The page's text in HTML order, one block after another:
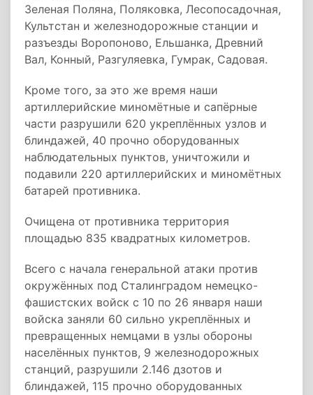
Зеленая Поляна, Поляковка, Лесопосадочная,
Культстан и железнодорожные станции и
разъезды Воропоново, Ельшанка, Древний
Вал, Конный, Разгуляевка, Гумрак, Садовая.
Кроме того, за это же время наши
артиллерийские миномётные и сапёрные
части разрушили 620 укреплённых узлов и
блиндажей, 40 прочно оборудованных
наблюдательных пунктов, уничтожили и
подавили 220 артиллерийских и миномётных
батарей противника.
Очищена от противника территория
площадью 835 квадратных километров.
Всего с начала генеральной атаки против
окружённых под Сталинградом немецко-
фашистских войск с 10 по 26 января наши
войска заняли 60 сильно укреплённых и
превращенных немцами в узлы обороны
населённых пунктов, 9 железнодорожных
станций, разрушили 2.146 дзотов и
блиндажей, 115 прочно оборудованных